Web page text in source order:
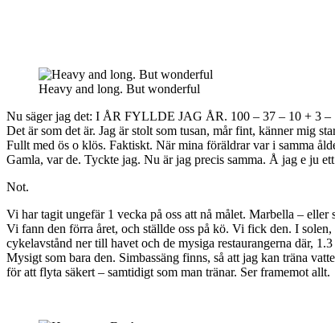
Heavy and long. But wonderful
Nu säger jag det: I ÅR FYLLDE JAG ÅR. 100 – 37 – 10 + 3 –
Det är som det är. Jag är stolt som tusan, mår fint, känner mig
Fullt med ös o klös. Faktiskt. När mina föräldrar var i samma
Gamla, var de. Tyckte jag. Nu är jag precis samma. Å jag e ju
Not.
Vi har tagit ungefär 1 vecka på oss att nå målet. Marbella –
Vi fann den förra året, och ställde oss på kö. Vi fick den. I
cykelavstånd ner till havet och de mysiga restaurangerna där,
Mysigt som bara den. Simbassäng finns, så att jag kan träna
för att flyta säkert – samtidigt som man tränar. Ser framemot allt.